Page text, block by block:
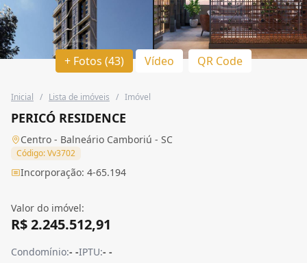
+ Fotos (43) Vídeo QR Code
Inicial / Lista de imóveis / Imóvel
PERICÓ RESIDENCE
Centro - Balneário Camboriú - SC
Código: Vv3702
Incorporação: 4-65.194
Valor do imóvel:
R$ 2.245.512,91
Condomínio:- -IPTU:- -